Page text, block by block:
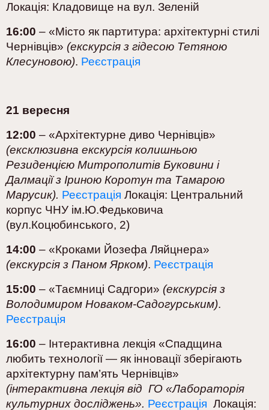
Локація: Кладовище на вул. Зеленій
16:00 – «Місто як партитура: архітектурні стилі
Чернівців» (екскурсія з гідесою Тетяною
Клесуновою). Реєстрація
21 вересня
12:00 – «Архітектурне диво Чернівців»
(ексклюзивна екскурсія колишньою
Резиденцією Митрополитів Буковини і
Далмації з Іриною Коротун та Тамарою
Марусик). Реєстрація Локація: Центральний
корпус ЧНУ ім.Ю.Федьковича
(вул.Коцюбинського, 2)
14:00 – «Кроками Йозефа Ляйцнера»
(екскурсія з Паном Ярком). Реєстрація
15:00 – «Таємниці Садгори» (екскурсія з
Володимиром Новаком-Садогурським).
Реєстрація
16:00 – Інтерактивна лекція «Спадщина
любить технології — як інновації зберігають
архітектурну пам’ять Чернівців»
(інтерактивна лекція від ГО «Лабораторія
культурних досліджень». Реєстрація Локація: